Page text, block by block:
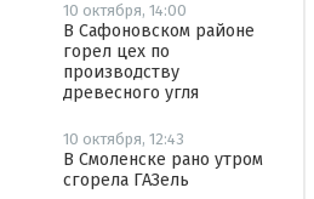
10 октября, 14:00
В Сафоновском районе
горел цех по
производству
древесного угля
10 октября, 12:43
В Смоленске рано утром
сгорела ГАЗель